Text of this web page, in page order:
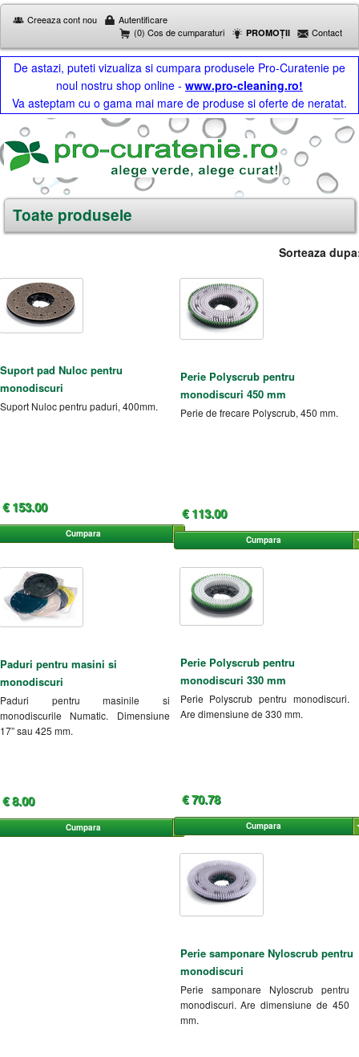
Creeaza cont nou
Autentificare
(0) Cos de cumparaturi
PROMOȚII Contact
De astazi, puteti vizualiza si cumpara produsele Pro-Curatenie pe
noul nostru shop online - www.pro-cleaning.ro!
Va asteptam cu o gama mai mare de produse si oferte de neratat.
Toate produsele
Sorteaza
Suport pad Nuloc pentru
monodiscuri
Suport Nuloc pentru paduri, 400mm.
€ 153.00
Cumpara
Perie Polyscrub pentru
monodiscuri 450 mm
Perie de frecare Polyscrub, 450 mm.
€ 113.00
Cumpara
Paduri pentru masini si
monodiscuri
Paduri pentru masinile si
monodiscurile Numatic. Dimensiune
17” sau 425 mm.
€ 8.00
Cumpara
Perie Polyscrub pentru
monodiscuri 330 mm
Perie Polyscrub pentru monodiscuri.
Are dimensiune de 330 mm.
€ 70.78
Cumpara
Perie samponare Nyloscrub pentru
monodiscuri
Perie samponare Nyloscrub pentru
monodiscuri. Are dimensiune de 450
mm.